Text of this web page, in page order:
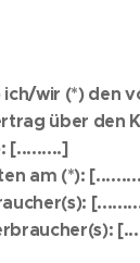
wir (*) den
über den
[.........]
am (*):